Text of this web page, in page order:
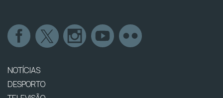
NOTÍCIAS
DESPORTO